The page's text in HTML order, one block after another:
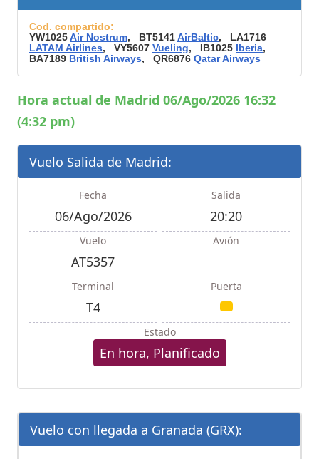
Cod. compartido:
YW1025Air Nostrum, BT5141AirBaltic, LA1716
LATAM Airlines, VY5607 Vueling, IB1025 Iberia,
BA7189 British Airways, QR6876 Qatar Airways
Hora actual de Madrid 06/Ago/2026 16:32
(4:32 pm)
Vuelo Salida de Madrid:
Fecha
06/Ago/2026
Salida
20:20
Vuelo
AT5357
Avión
Terminal
T4
Puerta
Estado
En hora, Planificado
Vuelo con llegada a Granada (GRX):